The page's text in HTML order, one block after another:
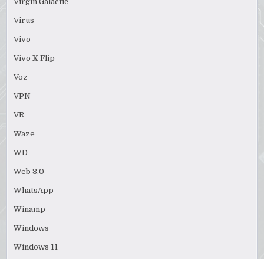
Virus
Vivo
Vivo X Flip
Voz
VPN
VR
Waze
WD
Web 3.0
WhatsApp
Winamp
Windows
Windows 11